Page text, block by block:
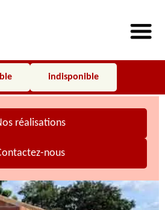
indisponible
réalisations
nous